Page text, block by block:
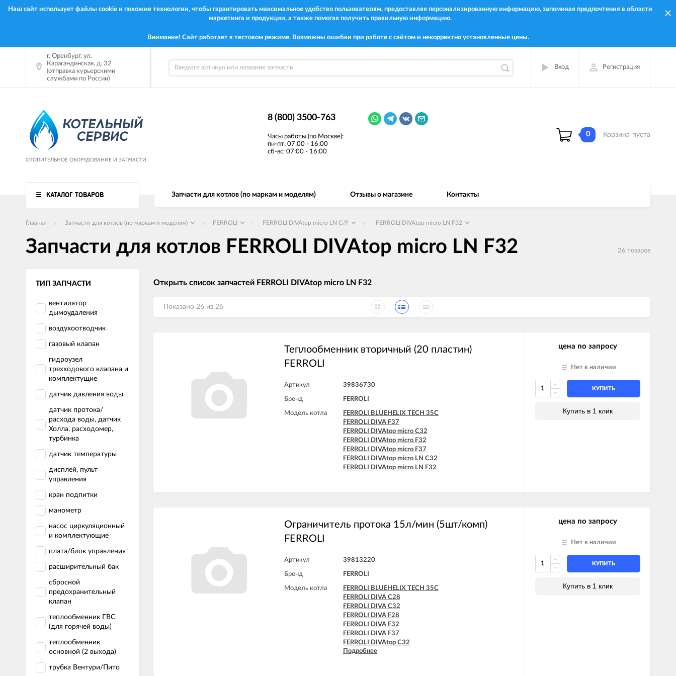
Наш сайт использует файлы cookie и похожие технологии, чтобы гарантировать максимальное удобство пользователям, предоставляя персонализированную информацию, запоминая предпочтения в области
маркетинга и продукции, а также помогая получить правильную информацию.
Внимание! Сайт работает в тестовом режиме. Возможны ошибки при работе с сайтом и некорректно установленные цены.
г. Оренбург, ул.
Карагандинская, д. 32
(отправка курьерскими
службами по России)
Вход Регистрация
ОТОПИТЕЛЬНОЕ ОБОРУДОВАНИЕ И ЗАПЧАСТИ
8 (800) 3500-763
Часы работы (по Москве):
пн-пт: 07:00 - 16:00
сб-вс: 07:00 - 16:00
0 Корзина пуста
КАТАЛОГ ТОВАРОВ Запчасти для котлов (по маркам и моделям) Отзывы о магазине Контакты
Главная Запчасти для котлов (по маркам и моделям) FERROLI FERROLI DIVAtop micro LN C/F FERROLI DIVAtop micro LN F32
Запчасти для котлов FERROLI DIVAtop micro LN F32 26 товаров
ТИП ЗАПЧАСТИ
вентилятор
дымоудаления
воздухоотводчик
газовый клапан
гидроузел
трехходового клапана и
комплектущие
датчик давления воды
датчик протока/
расхода воды, датчик
Холла, расходомер,
турбинка
датчик температуры
дисплей, пульт
управления
кран подпитки
манометр
насос циркуляционный
и комплектующие
плата/блок управления
расширительный бак
сбросной
предохранительный
клапан
теплообменник ГВС
(для горячей воды)
теплообменник
основной (2 выхода)
трубка Вентури/Пито
Открыть список запчастей FERROLI DIVAtop micro LN F32
Показано 26 из 26
Теплообменник вторичный (20 пластин)
FERROLI
Артикул 39836730
Бренд FERROLI
Модель котла
FERROLI BLUEHELIX TECH 35C
FERROLI DIVA F37
FERROLI DIVAtop micro C32
FERROLI DIVAtop micro F32
FERROLI DIVAtop micro F37
FERROLI DIVAtop micro LN C32
FERROLI DIVAtop micro LN F32
цена по запросу
Нет в наличии
КУПИТЬ
Купить в 1 клик
Ограничитель протока 15л/мин (5шт/комп)
FERROLI
Артикул 39813220
Бренд FERROLI
Модель котла
FERROLI BLUEHELIX TECH 35C
FERROLI DIVA C28
FERROLI DIVA C32
FERROLI DIVA F28
FERROLI DIVA F32
FERROLI DIVA F37
FERROLI DIVAtop C32
FERROLI DIVAtop F32
Подробнее
цена по запросу
Нет в наличии
КУПИТЬ
Купить в 1 клик